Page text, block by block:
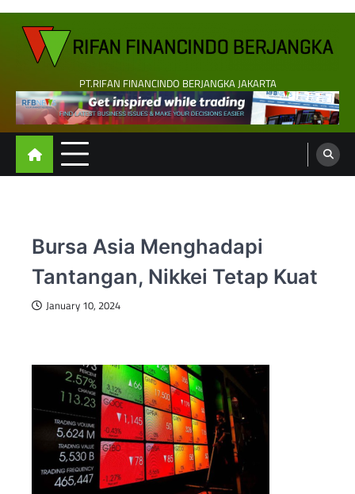
Skip
content
PT.RIFAN FINANCINDO BERJANGKA JAKARTA
Bursa Asia Menghadapi
Tantangan, Nikkei Tetap Kuat
January 10, 2024